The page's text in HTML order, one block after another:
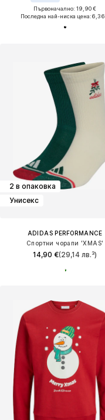
Първоначално: 19,90 €
Последна най-ниска цена:
2 в опаковка
Унисекс
ADIDAS PERFORMANCE
Спортни чорапи 'XMAS'
14,90 €(29,14 лв.³)